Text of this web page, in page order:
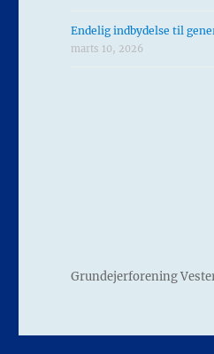
Endelig indbydelse til
marts 10, 2026
Grundejerforening